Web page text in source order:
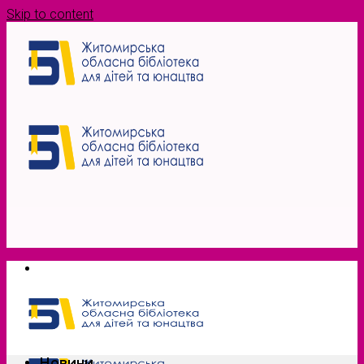
Skip to content